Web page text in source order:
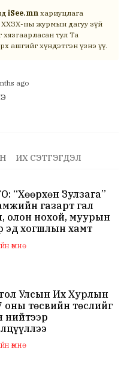
iSee.mn хариуцлага
ХХЗХ-ны журмын дагуу зүй
тул Та
ашгийг хүндэтгэн үзнэ үү.
ago
ИХ СЭТГЭГДЭЛ
“Хөөрхөн Зулзага”
газарт гал
олон нохой, муурын
эд хогшлын хамт
өмнө
Улсын Их Хурлын
оны төсвийн төслийг
нийтээр
өмнө